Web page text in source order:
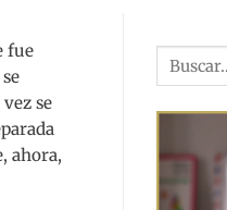
fue
se
ahora,